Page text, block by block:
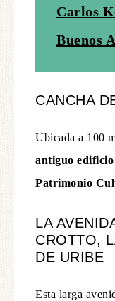
Carlos
Buenos
CANCHA
Ubicada a 100
antiguo edificio
Patrimonio
LA
CROTTO,
DE URIBE
Esta larga